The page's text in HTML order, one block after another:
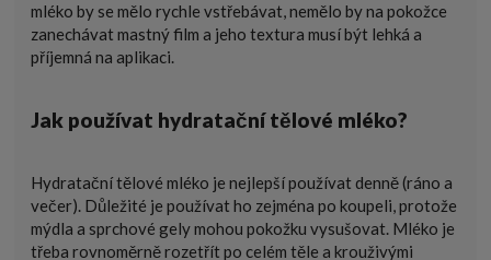
mléko by se mělo rychle vstřebávat, nemělo by na pokožce
zanechávat mastný film a jeho textura musí být lehká a
příjemná na aplikaci.
Jak používat hydratační tělové mléko?
Hydratační tělové mléko je nejlepší používat denně (ráno a
večer). Důležité je používat ho zejména po koupeli, protože
mýdla a sprchové gely mohou pokožku vysušovat. Mléko je
třeba rovnoměrně rozetřít po celém těle a krouživými